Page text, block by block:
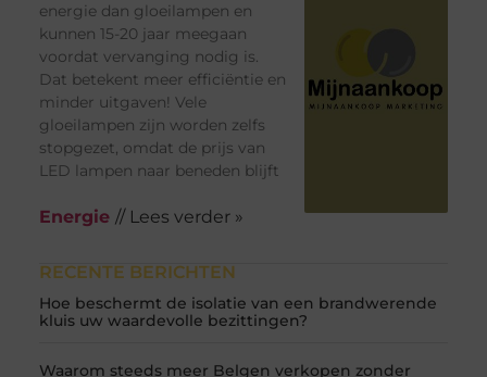
RECENTE BERICHTEN
Hoe beschermt de isolatie van een brandwerende
kluis uw waardevolle bezittingen?
Waarom steeds meer Belgen verkopen zonder
energie dan gloeilampen en
kunnen 15-20 jaar meegaan
voordat vervanging nodig is.
Dat betekent meer efficiëntie en
minder uitgaven! Vele
gloeilampen zijn worden zelfs
stopgezet, omdat de prijs van
LED lampen naar beneden blijft
Energie // Lees verder »